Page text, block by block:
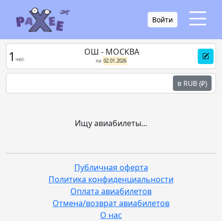
Войти
1 чел.
ОШ - МОСКВА
на 02.01.2026
в RUB (₽)
Ищу авиабилеты...
Публичная оферта
Политика конфиденциальности
Оплата авиабилетов
Отмена/возврат авиабилетов
О нас